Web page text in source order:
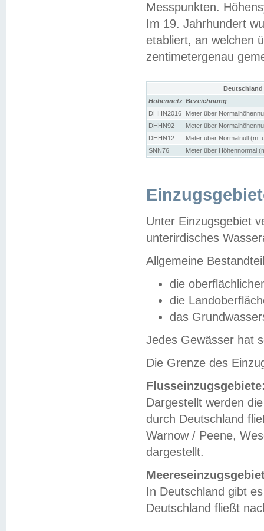
Messpunkten.
Im 19. Jahrhundert
etabliert, an welchen
zentimetergenau
Höhennetz Bezeichnung
DHHN2016
Meter über
DHHN92
Meter über
DHHN12
Meter über Normalnull (m.
SNN76
Meter über Höhennormal
Unter Einzugsgebiet
unterirdisches
Allgemeine
die
die
das
Jedes Gewässer hat
Die Grenze des
Dargestellt werden
durch Deutschland
Warnow / Peene,
dargestellt.
In Deutschland gibt
Deutschland fließt